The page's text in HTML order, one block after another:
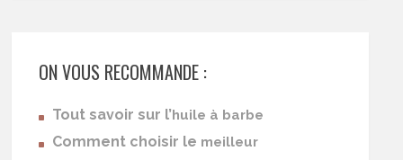
ON VOUS RECOMMANDE :
Tout savoir sur l’ huile à barbe
Comment choisir le meilleur